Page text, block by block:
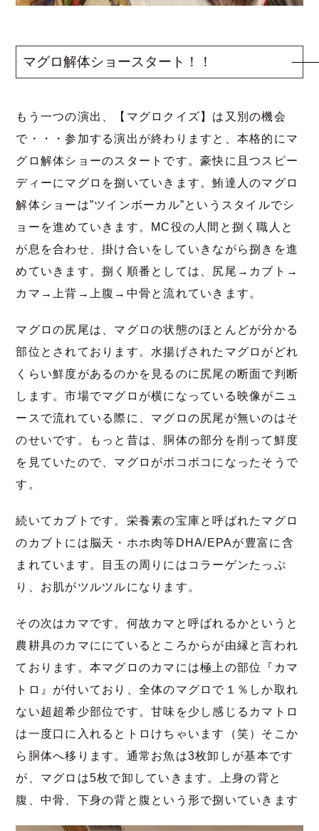
マグロ解体ショースタート！！
もう一つの演出、【マグロクイズ】は又別の機会
で・・・参加する演出が終わりますと、本格的にマ
グロ解体ショーのスタートです。豪快に且つスピー
ディーにマグロを捌いていきます。鮪達人のマグロ
解体ショーは”ツインボーカル”というスタイルでシ
ョーを進めていきます。MC役の人間と捌く職人と
が息を合わせ、掛け合いをしていきながら捌きを進
めていきます。捌く順番としては、尻尾→カブト→
カマ→上背→上腹→中骨と流れていきます。
マグロの尻尾は、マグロの状態のほとんどが分かる
部位とされております。水揚げされたマグロがどれ
くらい鮮度があるのかを見るのに尻尾の断面で判断
します。市場でマグロが横になっている映像がニュ
ースで流れている際に、マグロの尻尾が無いのはそ
のせいです。もっと昔は、胴体の部分を削って鮮度
を見ていたので、マグロがボコボコになったそうで
す。
続いてカブトです。栄養素の宝庫と呼ばれたマグロ
のカブトには脳天・ホホ肉等DHA/EPAが豊富に含
まれています。目玉の周りにはコラーゲンたっぷ
り、お肌がツルツルになります。
その次はカマです。何故カマと呼ばれるかというと
農耕具のカマににているところからが由縁と言われ
ております。本マグロのカマには極上の部位『カマ
トロ』が付いており、全体のマグロで１％しか取れ
ない超超希少部位です。甘味を少し感じるカマトロ
は一度口に入れるとトロけちゃいます（笑）そこか
ら胴体へ移ります。通常お魚は3枚卸しが基本です
が、マグロは5枚で卸していきます。上身の背と
腹、中骨、下身の背と腹という形で捌いていきます